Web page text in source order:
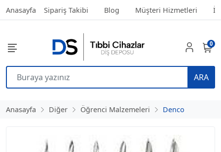
Anasayfa Sipariş Takibi Blog Müşteri Hizmetleri
ARA
0
Anasayfa Diğer Öğrenci Malzemeleri Denco